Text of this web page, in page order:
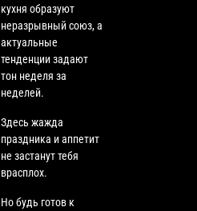
кухня образуют
неразрывный союз, а
актуальные
тенденции задают
тон неделя за
неделей.
Здесь жажда
праздника и аппетит
не застанут тебя
врасплох.
Но будь готов к